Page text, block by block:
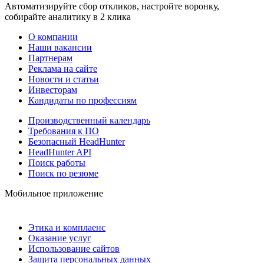
Автоматизируйте сбор откликов, настройте воронку,
собирайте аналитику в 2 клика
О компании
Наши вакансии
Партнерам
Реклама на сайте
Новости и статьи
Инвесторам
Кандидаты по профессиям
Производственный календарь
Требования к ПО
Безопасный HeadHunter
HeadHunter API
Поиск работы
Поиск по резюме
Мобильное приложение
Этика и комплаенс
Оказание услуг
Использование сайтов
Защита персональных данных